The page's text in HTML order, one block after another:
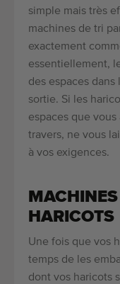
simple mais très
machines de tri
exactement
essentiellement,
des espaces
sortie. Si les
espaces que
travers, ne vous
à vos exigences.
HARICOTS
Une fois que vos
temps de les
dont vos haricots